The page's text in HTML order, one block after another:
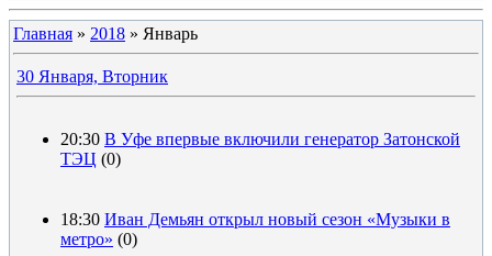
Главная » 2018 » Январь
30 Января, Вторник
20:30 В Уфе впервые включили генератор Затонской
ТЭЦ (0)
18:30 Иван Демьян открыл новый сезон «Музыки в
метро» (0)